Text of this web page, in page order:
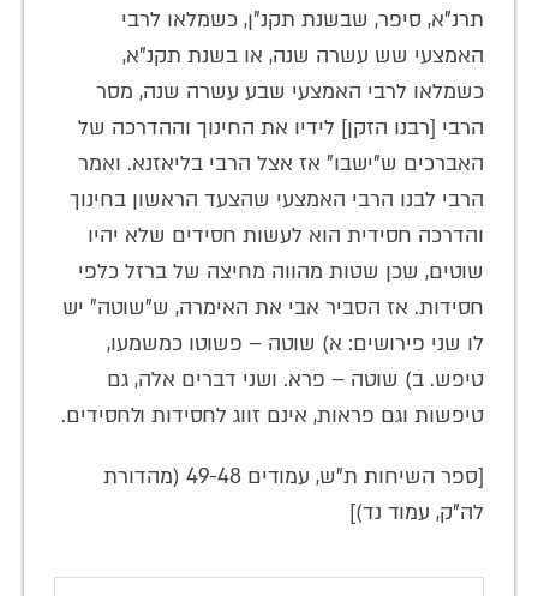
תרנ"א, סיפר, שבשנת תקנ"ן, כשמלאו לרבי
האמצעי שש עשרה שנה, או בשנת תקנ"א,
כשמלאו לרבי האמצעי שבע עשרה שנה, מסר
הרבי [רבנו הזקן] לידיו את החינוך וההדרכה של
האברכים ש"ישבו" אז אצל הרבי בליאזנא. ואמר
הרבי לבנו הרבי האמצעי שהצעד הראשון בחינוך
והדרכה חסידית הוא לעשות חסידים שלא יהיו
שוטים, שכן שטות מהווה מחיצה של ברזל כלפי
חסידות. אז הסביר אבי את האימרה, ש"שוטה" יש
לו שני פירושים: א) שוטה – פשוטו כמשמעו,
טיפש. ב) שוטה – פרא. ושני דברים אלה, גם
טיפשות וגם פראות, אינם זווג לחסידות ולחסידים.
[ספר השיחות ת"ש, עמודים 49-48 (מהדורת
לה"ק, עמוד נד)]